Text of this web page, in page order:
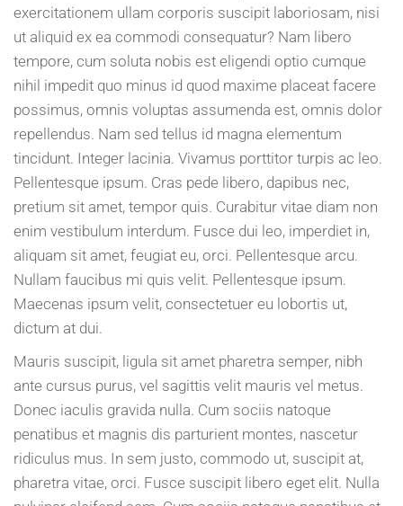
exercitationem ullam corporis suscipit laboriosam, nisi
ut aliquid ex ea commodi consequatur? Nam libero
tempore, cum soluta nobis est eligendi optio cumque
nihil impedit quo minus id quod maxime placeat facere
possimus, omnis voluptas assumenda est, omnis dolor
repellendus. Nam sed tellus id magna elementum
tincidunt. Integer lacinia. Vivamus porttitor turpis ac leo.
Pellentesque ipsum. Cras pede libero, dapibus nec,
pretium sit amet, tempor quis. Curabitur vitae diam non
enim vestibulum interdum. Fusce dui leo, imperdiet in,
aliquam sit amet, feugiat eu, orci. Pellentesque arcu.
Nullam faucibus mi quis velit. Pellentesque ipsum.
Maecenas ipsum velit, consectetuer eu lobortis ut,
dictum at dui.
Mauris suscipit, ligula sit amet pharetra semper, nibh
ante cursus purus, vel sagittis velit mauris vel metus.
Donec iaculis gravida nulla. Cum sociis natoque
penatibus et magnis dis parturient montes, nascetur
ridiculus mus. In sem justo, commodo ut, suscipit at,
pharetra vitae, orci. Fusce suscipit libero eget elit. Nulla